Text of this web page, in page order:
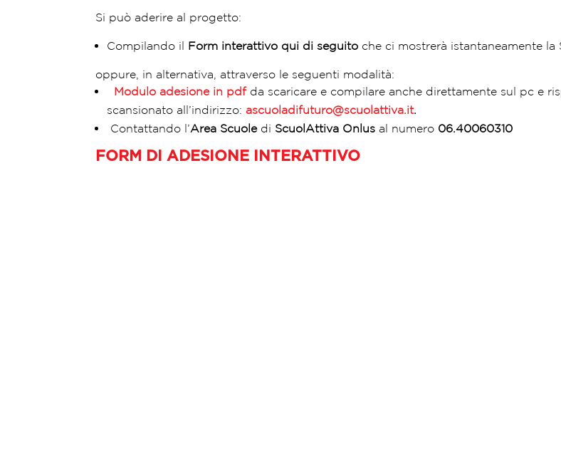
Si può aderire al progetto:
Compilando il Form interattivo qui di seguito che ci mostrerà istantaneamente la
oppure, in alternativa, attraverso le seguenti modalità:
Modulo adesione in pdf da scaricare e compilare anche direttamente sul pc e
scansionato all’indirizzo:ascuoladifuturo@scuolattiva.it.
Contattando l’Area Scuole di ScuolAttiva Onlusal numero 06.40060310
FORM DI ADESIONE INTERATTIVO